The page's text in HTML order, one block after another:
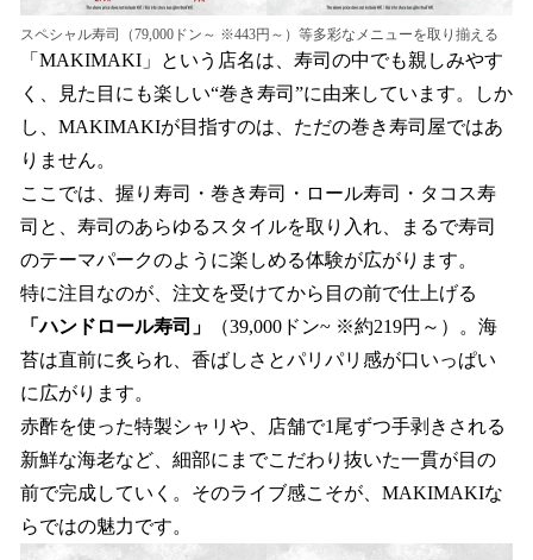
スペシャル寿司（79,000ドン～ ※443円～）等多彩なメニューを取り揃える
「MAKIMAKI」という店名は、寿司の中でも親しみやす
く、見た目にも楽しい“巻き寿司”に由来しています。しか
し、MAKIMAKIが目指すのは、ただの巻き寿司屋ではあ
りません。
ここでは、握り寿司・巻き寿司・ロール寿司・タコス寿
司と、寿司のあらゆるスタイルを取り入れ、まるで寿司
のテーマパークのように楽しめる体験が広がります。
特に注目なのが、注文を受けてから目の前で仕上げる
「ハンドロール寿司」
（39,000ドン~ ※約219円～）。海
苔は直前に炙られ、香ばしさとパリパリ感が口いっぱい
に広がります。
赤酢を使った特製シャリや、店舗で1尾ずつ手剥きされる
新鮮な海老など、細部にまでこだわり抜いた一貫が目の
前で完成していく。そのライブ感こそが、MAKIMAKIな
らではの魅力です。